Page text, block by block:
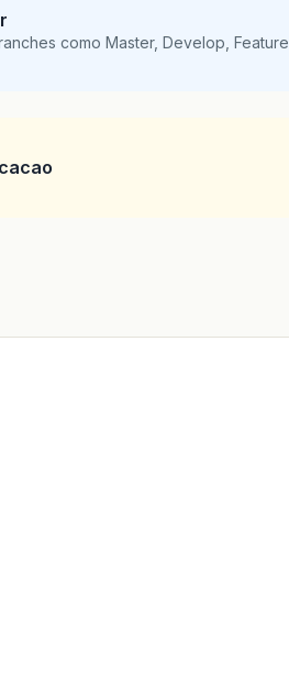
como Master, Develop, Feature,